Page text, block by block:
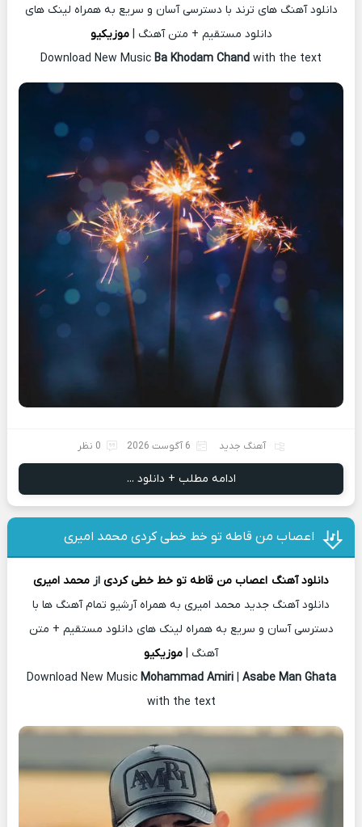
دانلود آهنگ های ترند با دسترسی آسان و سریع به همراه لینک های
دانلود مستقیم + متن آهنگ | موزیکیو
Download New Music Ba Khodam Chand with the text
آهنگ جدید 6 آگوست 2026 0 نظر
ادامه مطلب + دانلود ...
اعصاب من قاطه تو خط خطی کردی محمد امیری
دانلود آهنگ اعصاب من قاطه تو خط خطی کردی از محمد امیری
دانلود آهنگ جدید محمد امیری به همراه آرشیو تمام آهنگ ها با
دسترسی آسان و سریع به همراه لینک های دانلود مستقیم + متن
آهنگ | موزیکیو
Download New Music Mohammad Amiri| Asabe Man Ghata
with the text